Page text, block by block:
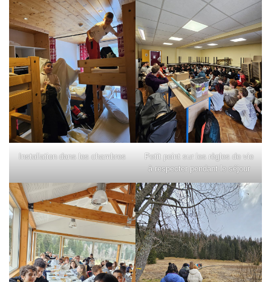
Installation dans les chambres
Petit point sur les règles de vie
à respecter pendant le séjour